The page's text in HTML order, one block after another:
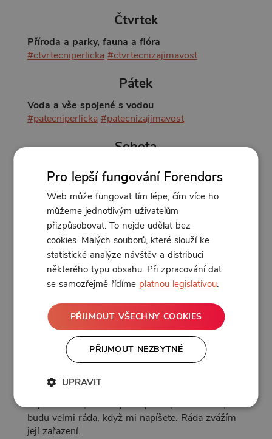
Čtvrtek
Příroda a parky, fauna a flóra
#ctvrtecniperlicka #ctvrtecnizajimavost
Pátek
Voda a vše spojené s vodou
#patecniperlicka #patecnizajimavost
Sobota
Ze starých tisků, časopisů a novin, z knih i z
archivů
#sobotniperlicka #sobotnizajimavost
Neděle
Příběhy, perličky, zajímavosti, nej…
#nedelniperlicka #nedelnizajimavost
Moc se těším na všechny , se kterými budu moct
historii, současnosti, architektuře i lidech a
událostech s ní spojených. A vůbec, všech
možných oblastech.
Ještě dodám, že tento harmonogram platí až do
doby,
než bude změněn. Pokud by se vám v něm líbila
nějaká oblast, kterou jsem (zatím) nezahrnula,
budu velmi ráda, když mi napíšete. Ráda zvážím
její zařazení.
Pro lepší fungování Forendors
Web může fungovat tím lépe, čím více ho
můžeme jednotlivým uživatelům
přizpůsobovat. To nejde udělat bez
cookies. Malých souborů, které slouží ke
statistické analýze návštěv a distribuci
některého typu obsahu. Při zpracování dat
se samozřejmě řídíme platnou legislativou.
PŘIJMOUT VŠECHNY COOKIES
PŘIJMOUT NEZBYTNÉ
UPRAVIT